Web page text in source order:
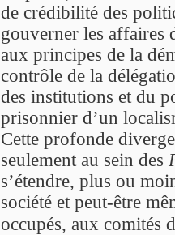
de crédibilité des
gouverner les affaires
aux principes de la
contrôle de la
des institutions et du
prisonnier d’un
Cette profonde
seulement au sein des
s’étendre, plus ou
société et peut-être
occupés, aux comités